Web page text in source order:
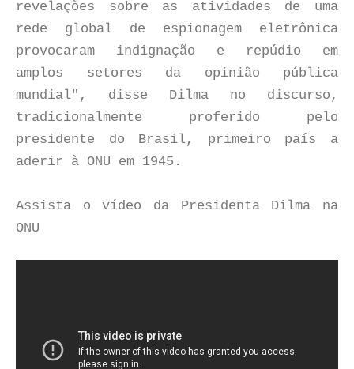
revelações sobre as atividades de uma
rede global de espionagem eletrônica
provocaram indignação e repúdio em
amplos setores da opinião pública
mundial", disse Dilma no discurso,
tradicionalmente proferido pelo
presidente do Brasil, primeiro país a
aderir à ONU em 1945.
Assista o vídeo da Presidenta Dilma na
ONU